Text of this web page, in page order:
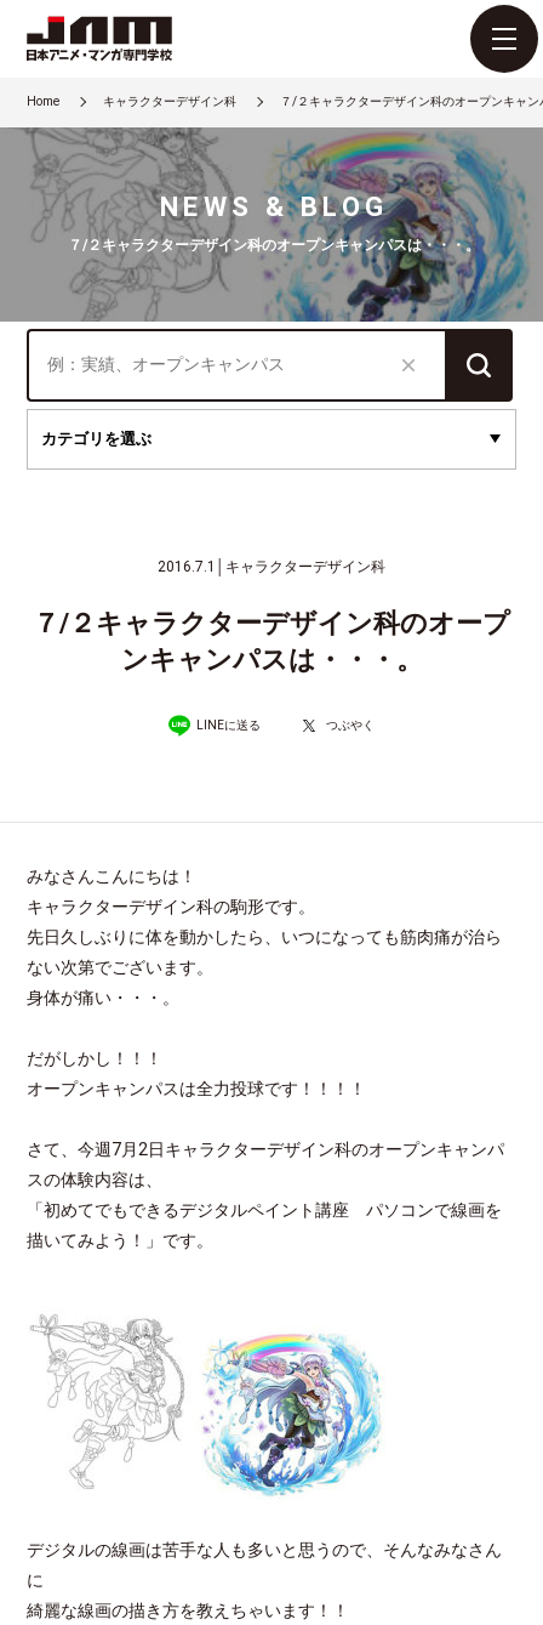
Home キャラクターデザイン科 ７/２キャラクターデザイン科のオープンキャ
NEWS & BLOG
７/２キャラクターデザイン科のオープンキャンパスは・・・。
2016.7.1 キャラクターデザイン科
７/２キャラクターデザイン科のオープ
ンキャンパスは・・・。
LINEに送る つぶやく
みなさんこんにちは！
キャラクターデザイン科の駒形です。
先日久しぶりに体を動かしたら、いつになっても筋肉痛が治ら
ない次第でございます。
身体が痛い・・・。
だがしかし！！！
オープンキャンパスは全力投球です！！！！
さて、今週7月2日キャラクターデザイン科のオープンキャンパ
スの体験内容は、
「初めてでもできるデジタルペイント講座 パソコンで線画を
描いてみよう！」です。
デジタルの線画は苦手な人も多いと思うので、そんなみなさん
に
綺麗な線画の描き方を教えちゃいます！！